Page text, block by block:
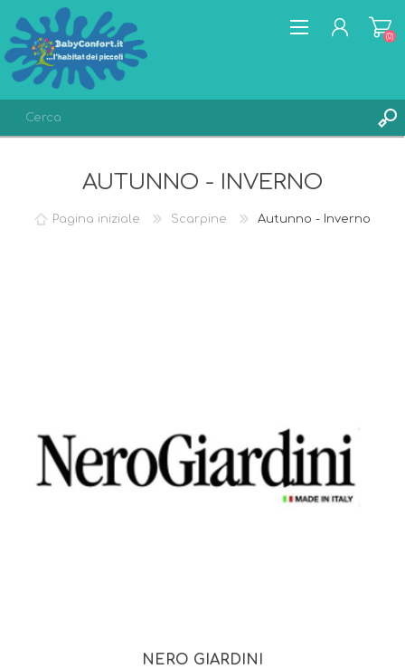
ACCESSO
(0)
AUTUNNO - INVERNO
Pagina iniziale Scarpine Autunno - Inverno
NERO GIARDINI